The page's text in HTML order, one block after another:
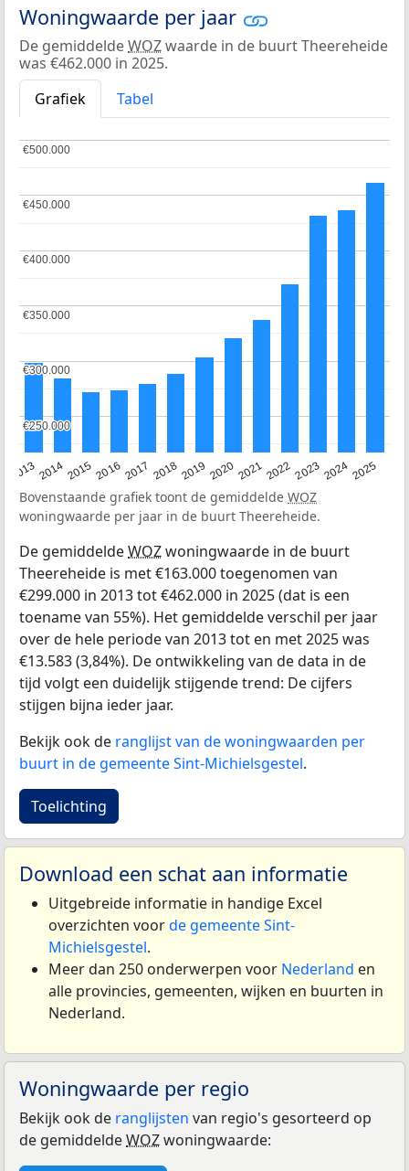
Woningwaarde per jaar
De gemiddeldeWOZwaarde in de buurt Theereheide
was €462.000 in 2025.
Grafiek
Tabel
20132014201520162017 20182019 202020212022202320242025
€250.000
€250.000
€300.000
€300.000
€350.000
€350.000
€400.000
€400.000
€450.000
€450.000
€500.000
€500.000
Bovenstaande grafiek toont de gemiddelde WOZ
woningwaarde per jaar in de buurt Theereheide.
De gemiddeldeWOZwoningwaarde in de buurt
Theereheide is met €163.000 toegenomen van
€299.000 in 2013 tot €462.000 in 2025 (dat is een
toename van 55%). Het gemiddelde verschil per jaar
over de hele periode van 2013 tot en met 2025 was
€13.583 (3,84%). De ontwikkeling van de data in de
tijd volgt een duidelijk stijgende trend: De cijfers
stijgen bijna ieder jaar.
Bekijk ook de ranglijst van de woningwaarden per
buurt in de gemeente Sint-Michielsgestel.
Toelichting
Download een schat aan informatie
Uitgebreide informatie in handige Excel
overzichten voorde gemeente Sint-
Michielsgestel.
Meer dan 250 onderwerpen voor Nederland en
alle provincies, gemeenten, wijken en buurten in
Nederland.
Woningwaarde per regio
Bekijk ook de ranglijsten van regio's gesorteerd op
de gemiddeldeWOZwoningwaarde: